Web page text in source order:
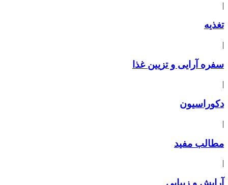
|
تغذیه
|
سفره آرایی و تزیین غذا
|
دکوراسیون
|
مطالب مفید
|
آرایش و زیبایی